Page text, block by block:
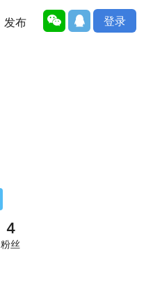
发布   登录
4
粉丝